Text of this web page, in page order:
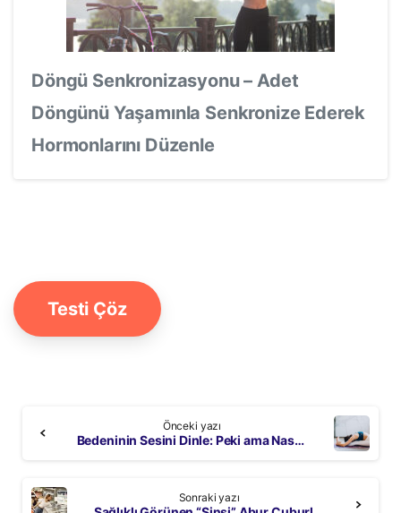
Döngü Senkronizasyonu – Adet
Döngünü Yaşamınla Senkronize Ederek
Hormonlarını Düzenle
Testi Çöz
Reading
Önceki yazı
Bedeninin Sesini Dinle: Peki ama Nasıl?
Sonraki yazı